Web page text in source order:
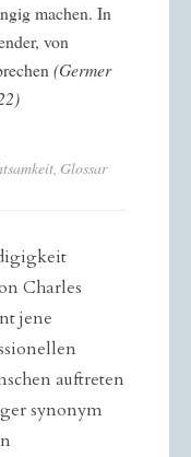
machen. In
von
(Germer
Glossar
Charles
jene
auftreten
synonym